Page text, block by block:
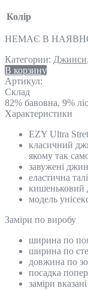
Колір
НЕМАЄ В
Категории: Джинси,
В корзину
Артикул:
Склад
82% бавовна, 9%
Характеристики
EZY Ultra
класичний
якому так
завужені
еластична
кишеньковий
модель
Замiри по виробу
ширина по
ширина по
довжина по
посадка
заміри